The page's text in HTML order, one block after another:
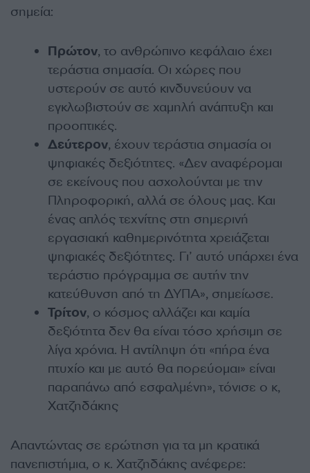
σημεία:
Πρώτον, το ανθρώπινο κεφάλαιο έχει
τεράστια σημασία. Οι χώρες που
υστερούν σε αυτό κινδυνεύουν να
εγκλωβιστούν σε χαμηλή ανάπτυξη και
προοπτικές.
Δεύτερον, έχουν τεράστια σημασία οι
ψηφιακές δεξιότητες. «Δεν αναφέρομαι
σε εκείνους που ασχολούνται με την
Πληροφορική, αλλά σε όλους μας. Και
ένας απλός τεχνίτης στη σημερινή
εργασιακή καθημερινότητα χρειάζεται
ψηφιακές δεξιότητες. Γι’ αυτό υπάρχει ένα
τεράστιο πρόγραμμα σε αυτήν την
κατεύθυνση από τη ΔΥΠΑ», σημείωσε.
Τρίτον, ο κόσμος αλλάζει και καμία
δεξιότητα δεν θα είναι τόσο χρήσιμη σε
λίγα χρόνια. Η αντίληψη ότι «πήρα ένα
πτυχίο και με αυτό θα πορεύομαι» είναι
παραπάνω από εσφαλμένη», τόνισε ο κ,
Χατζηδάκης
Απαντώντας σε ερώτηση για τα μη κρατικά
πανεπιστήμια, ο κ. Χατζηδάκης ανέφερε: